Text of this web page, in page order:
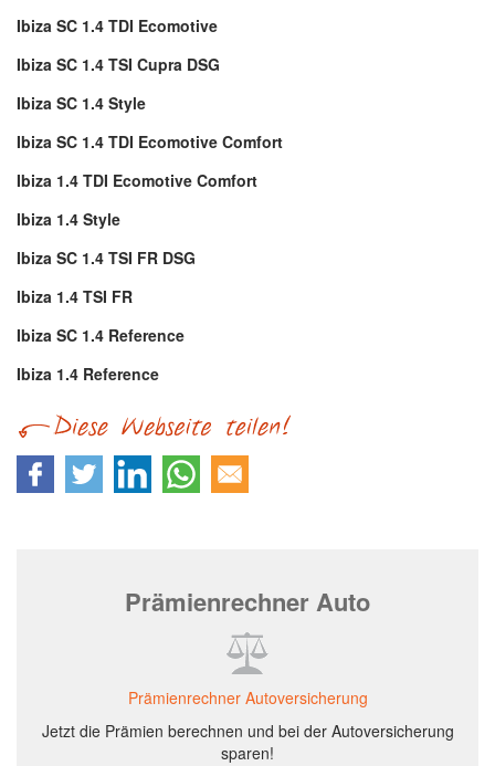
Ibiza SC 1.4 TDI Ecomotive
Ibiza SC 1.4 TSI Cupra DSG
Ibiza SC 1.4 Style
Ibiza SC 1.4 TDI Ecomotive Comfort
Ibiza 1.4 TDI Ecomotive Comfort
Ibiza 1.4 Style
Ibiza SC 1.4 TSI FR DSG
Ibiza 1.4 TSI FR
Ibiza SC 1.4 Reference
Ibiza 1.4 Reference
Prämienrechner Auto
Prämienrechner Autoversicherung
Jetzt die Prämien berechnen und bei der Autoversicherung
sparen!